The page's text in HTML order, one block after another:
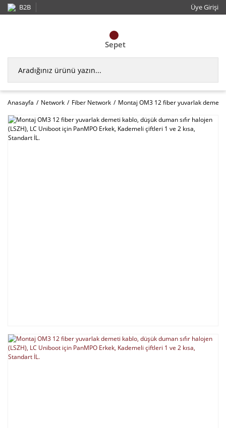
B2B Üye Girişi
Sepet
Anasayfa Network Fiber Network Montaj OM3 12 fiber yuvarlak demeti